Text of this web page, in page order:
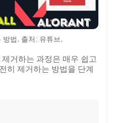
방법. 출처: 유튜브.
거하는 과정은 매우 쉽고
히 제거하는 방법을 단계